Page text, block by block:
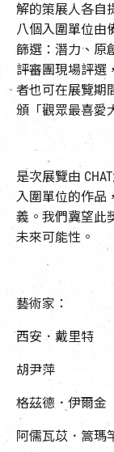
解的策展人各自
八個入圍單位由
篩選：潛力、原
評審團現場評選
者也可在展覽期
頒「觀眾最喜愛
是次展覽由 CHAT
入圍單位的作品
義。我們冀望此
未來可能性。
藝術家：
西安．戴里特
胡尹萍
格茲德．伊爾金
阿儒瓦苡 ． 篙瑪